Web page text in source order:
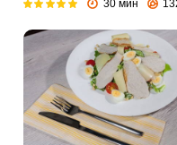
30 мин